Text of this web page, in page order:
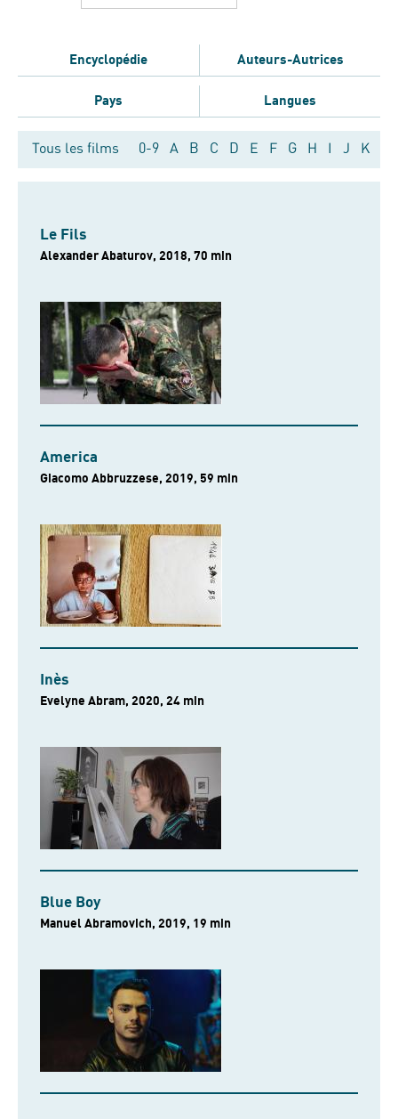
Encyclopédie Auteurs-Autrices
Pays Langues
Tous les films 0-9 A B C D E F G H J K
Le Fils
Alexander Abaturov, 2018, 70 min
America
Giacomo Abbruzzese, 2019, 59 min
Inès
Evelyne Abram, 2020, 24 min
Blue Boy
Manuel Abramovich, 2019, 19 min